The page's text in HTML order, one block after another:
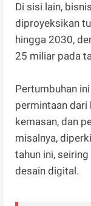
Di sisi lain,
diproyeksikan
hingga 2030,
25 miliar pada
Pertumbuhan
permintaan
kemasan, dan
misalnya,
tahun ini,
desain digital.